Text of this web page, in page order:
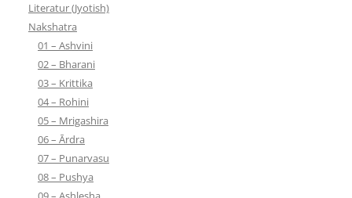
Literatur (Jyotish)
Nakshatra
01 – Ashvini
02 – Bharani
03 – Krittika
04 – Rohini
05 – Mrigashira
06 – Ārdra
07 – Punarvasu
08 – Pushya